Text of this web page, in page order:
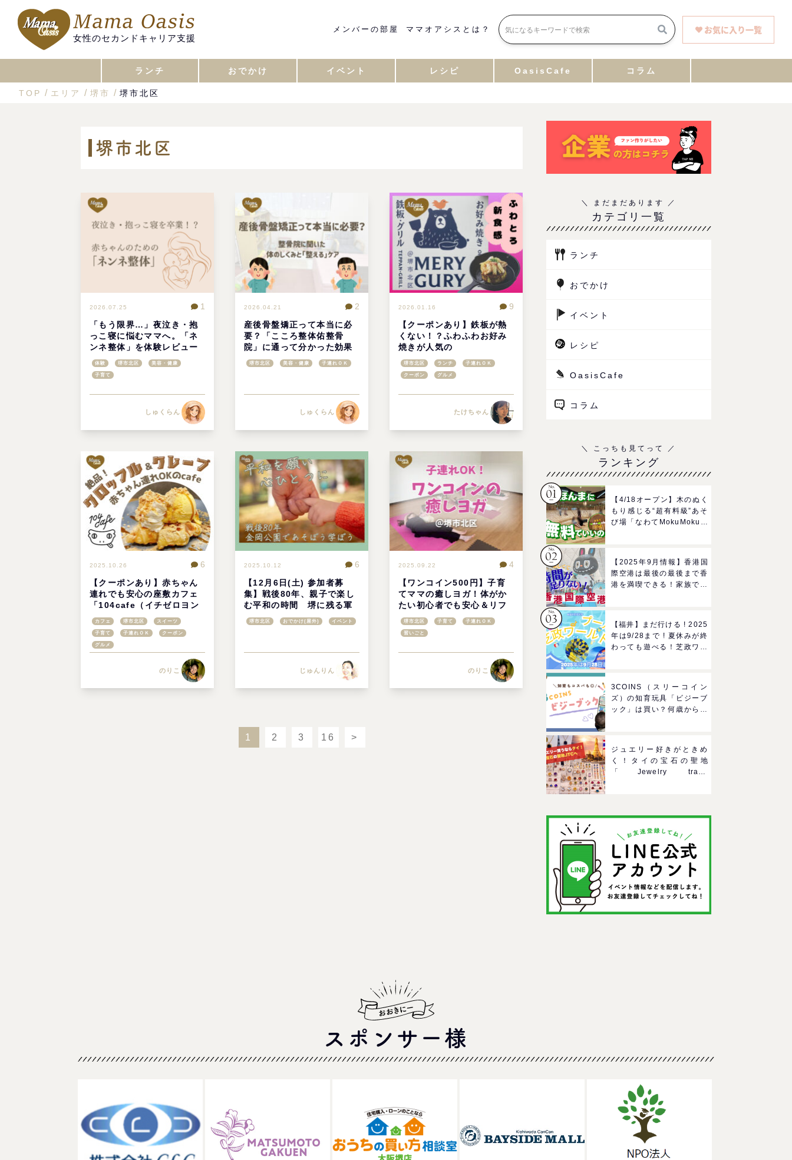
女性のセカンドキャリア支援
メンバーの部屋 ママオアシスとは？ お気に入り一覧
ランチ おでかけ イベント レシピ OasisCafe コラム
TOP エリア 堺市 堺市北区
堺市北区
2026.07.25
「もう限界…」夜泣き・抱
っこ寝に悩むママへ。「ネ
ンネ整体」を体験レビュー
＠堺市北区
1
体験 堺市北区 美容・健康
子育て
しゅくらん
2026.04.21
産後骨盤矯正って本当に必
要？「こころ整体佑整骨
院」に通って分かった効果
と体のしくみ＠堺市北区
2
堺市北区 美容・健康 子連れＯＫ
しゅくらん
2026.01.16
【クーポンあり】鉄板が熱
くない！？ふわふわお好み
焼きが人気の
「MERYGURY（メリグ
リ）」は子連れママも安
心！@堺市北区
9
堺市北区 ランチ 子連れＯＫ
クーポン グルメ
たけちゃん
2025.10.26
【クーポンあり】赤ちゃん
連れでも安心の座敷カフェ
「104cafe（イチゼロヨン
カフェ）」で味わう絶品ク
ロッフルとクレープ@堺市
北区
6
カフェ 堺市北区 スイーツ
子育て 子連れＯＫ クーポン
グルメ
のりこ
2025.10.12
【12月6日(土) 参加者募
集】戦後80年、親子で楽し
む平和の時間 堺に残る軍
隊跡地さんぽと公園あそび
＠堺市金岡公園
6
堺市北区 おでかけ(屋外) イベント
じゅんりん
2025.09.22
【ワンコイン500円】子育
てママの癒しヨガ！体がか
たい初心者でも安心＆リフ
レッシュ＠堺市北区
4
堺市北区 子育て 子連れＯＫ
習いごと
のりこ
1 2 3 16 >
カテゴリ一覧
ランチ
おでかけ
イベント
レシピ
OasisCafe
コラム
ランキング
【4/18オープン】木のぬく
もり感じる“超有料級”あそ
び場「なわてMokuMokuひ
【2025年9月情報】香港国
際空港は最後の最後まで香
港を満喫できる！家族で楽
【福井】まだ行ける ! 2025
年は9/28まで ! 夏休みが終
わっても遊べる！芝政ワー
3COINS（スリーコイン
ズ）の知育玩具「ビジーブ
ック」は買い？何歳から使
ジュエリー好きがときめ
く！タイの宝石の聖地
「Jewelry trade
スポンサー様